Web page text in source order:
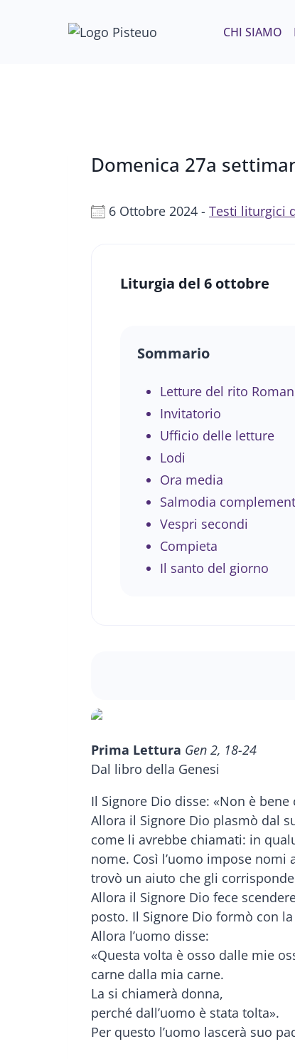
CHI SIAMO
Domenica 27a
6 Ottobre 2024 - Testi liturgici
Liturgia del 6 ottobre
Sommario
Letture del rito
Invitatorio
Ufficio delle letture
Lodi
Ora media
Salmodia
Vespri secondi
Compieta
Il santo del giorno
Prima Lettura Gen 2, 18-24
Dal libro della Genesi
Il Signore Dio disse: «Non è
Allora il Signore Dio plasmò dal
come li avrebbe chiamati: in
nome. Così l’uomo impose
trovò un aiuto che gli
Allora il Signore Dio fece
posto. Il Signore Dio formò con
Allora l’uomo disse:
«Questa volta è osso dalle mie
carne dalla mia carne.
La si chiamerà donna,
perché dall’uomo è stata tolta».
Per questo l’uomo lascerà suo